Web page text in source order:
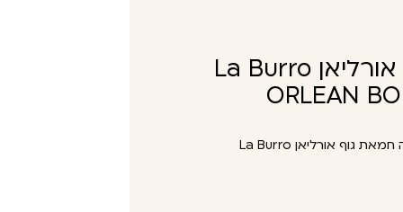
לה בורה חמאת גוף אורליאן La Burro
ORLEAN
לה בורה חמאת גוף אורליאן La Burro